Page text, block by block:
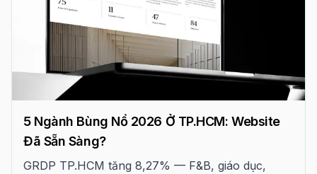
5 Ngành Bùng Nổ 2026 Ở TP.HCM: Website
Đã Sẵn Sàng?
GRDP TP.HCM tăng 8,27% — F&B, giáo dục,